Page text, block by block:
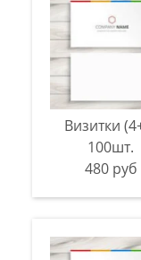
Визитки
100шт.
480 руб